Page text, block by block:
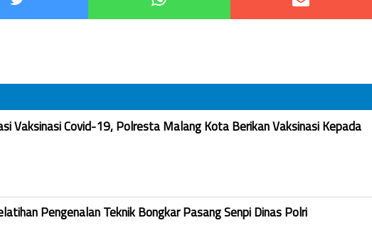
Vaksinasi Covid-19, Polresta Malang Kota Berikan Vaksinasi Kepada
Pengenalan Teknik Bongkar Pasang Senpi Dinas Polri